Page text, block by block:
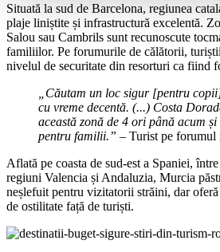
Situată la sud de Barcelona, regiunea
plaje liniștite și infrastructură excelentă.
Salou sau Cambrils sunt recunoscute
familiilor. Pe forumurile de călătorii,
nivelul de securitate din resorturi ca fiind
„Căutam un loc sigur [pentru
cu vreme decentă. (...) Costa
această zonă de 4 ori până acum și
pentru familii.” – Turist pe forumul
Aflată pe coasta de sud-est a Spaniei,
regiuni Valencia și Andaluzia, Murcia
neșlefuit pentru vizitatorii străini, dar
de ostilitate față de turiști.